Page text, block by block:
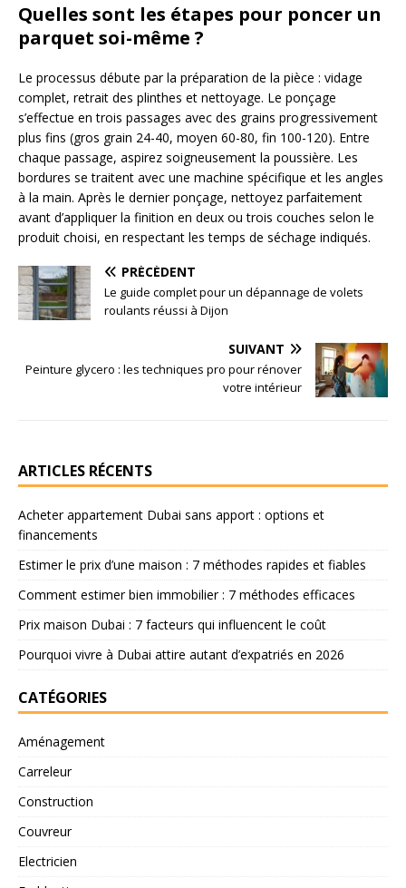
Quelles sont les étapes pour poncer un
parquet soi-même ?
Le processus débute par la préparation de la pièce : vidage
complet, retrait des plinthes et nettoyage. Le ponçage
s’effectue en trois passages avec des grains progressivement
plus fins (gros grain 24-40, moyen 60-80, fin 100-120). Entre
chaque passage, aspirez soigneusement la poussière. Les
bordures se traitent avec une machine spécifique et les angles
à la main. Après le dernier ponçage, nettoyez parfaitement
avant d’appliquer la finition en deux ou trois couches selon le
produit choisi, en respectant les temps de séchage indiqués.
PRÉCÉDENT
Le guide complet pour un dépannage de volets
roulants réussi à Dijon
SUIVANT
Peinture glycero : les techniques pro pour rénover
votre intérieur
ARTICLES RÉCENTS
Acheter appartement Dubai sans apport : options et
financements
Estimer le prix d’une maison : 7 méthodes rapides et fiables
Comment estimer bien immobilier : 7 méthodes efficaces
Prix maison Dubai : 7 facteurs qui influencent le coût
Pourquoi vivre à Dubai attire autant d’expatriés en 2026
CATÉGORIES
Aménagement
Carreleur
Construction
Couvreur
Electricien